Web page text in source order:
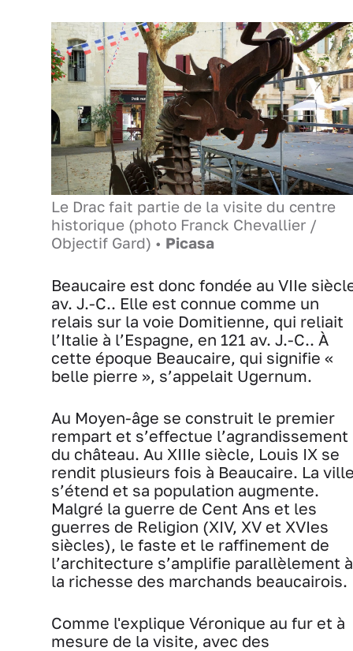
Le Drac fait partie de la visite du centre
historique (photo Franck Chevallier /
Objectif Gard) • Picasa
Beaucaire est donc fondée au VIIe
av. J.-C.. Elle est connue comme un
relais sur la voie Domitienne, qui reliait
l’Italie à l’Espagne, en 121 av. J.-C.. À
cette époque Beaucaire, qui signifie «
belle pierre », s’appelait Ugernum.
Au Moyen-âge se construit le premier
rempart et s’effectue l’agrandissement
du château. Au XIIIe siècle, Louis IX se
rendit plusieurs fois à Beaucaire. La
s’étend et sa population augmente.
Malgré la guerre de Cent Ans et les
guerres de Religion (XIV, XV et XVIes
siècles), le faste et le raffinement de
l’architecture s’amplifie parallèlement à
la richesse des marchands beaucairois.
Comme l'explique Véronique au fur et à
mesure de la visite, avec des